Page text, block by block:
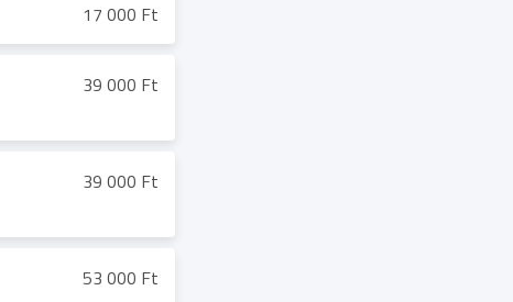
17 000 Ft
39 000 Ft
39 000 Ft
53 000 Ft